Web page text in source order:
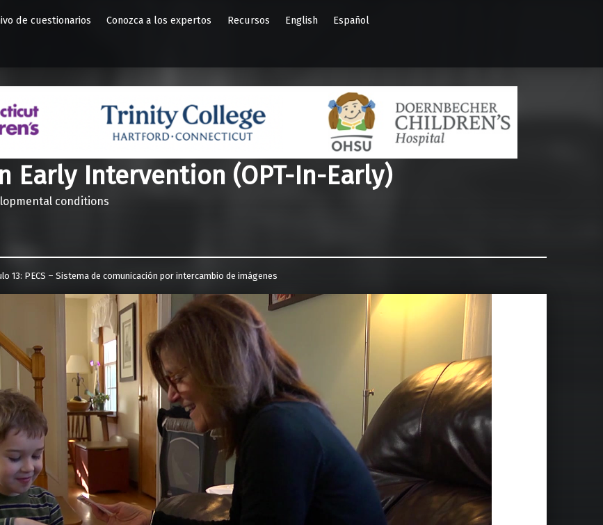
de cuestionarios Conozca a los expertos Recursos English Español
Early Intervention (OPT-In-Early)
conditions
13: PECS – Sistema de comunicación por intercambio de imágenes